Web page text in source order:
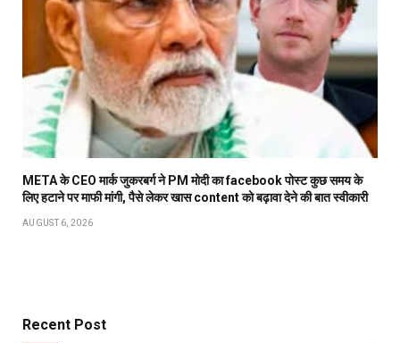
META के CEO मार्क जुकरबर्ग ने PM मोदी का facebook पोस्ट कुछ समय के
लिए हटाने पर माफी मांगी, पैसे लेकर खास content को बढ़ावा देने की बात स्वीकारी
AUGUST 6, 2026
Recent Post